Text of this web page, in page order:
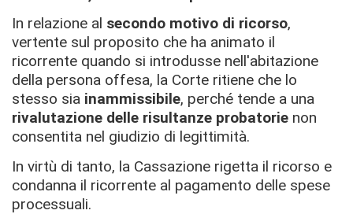
In relazione al secondo motivo di ricorso,
vertente sul proposito che ha animato il
ricorrente quando si introdusse nell'abitazione
della persona offesa, la Corte ritiene che lo
stesso sia inammissibile, perché tende a una
rivalutazione delle risultanze probatorie non
consentita nel giudizio di legittimità.
In virtù di tanto, la Cassazione rigetta il ricorso e
condanna il ricorrente al pagamento delle spese
processuali.